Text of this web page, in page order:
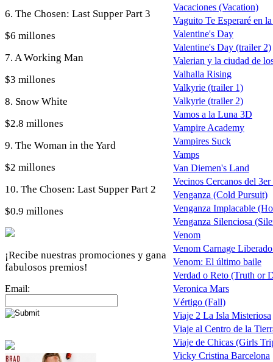
6. The Chosen: Last Supper Part 3
$6 millones
7. A Working Man
$3 millones
8. Snow White
$2.8 millones
9. The Woman in the Yard
$2 millones
10. The Chosen: Last Supper Part 2
$0.9 millones
¡Recibe nuestras promociones y gana
fabulosos premios!
Email:
Vacaciones (Vacation)
Vaguito Te Esperaré en
Valentine's Day
Valentine's Day (trailer 2)
Valerian y la ciudad de
Valhalla Rising
Valkyrie (trailer 1)
Valkyrie (trailer 2)
Vamos a la Luna 3D
Vampire Academy
Vampires Suck
Vamps
Van Diemen's Land
Vecinos Cercanos del
Venganza (Cold Pursuit)
Venganza Implacable
Venganza Silenciosa
Venom
Venom Carnage
Venom: El último baile
Verdad o Reto (Truth or
Veronica Mars
Vértigo (Fall)
Viaje 2 La Isla Misteriosa
Viaje al Centro de la
Viaje de Chicas (Girls
Vicky Cristina Barcelona